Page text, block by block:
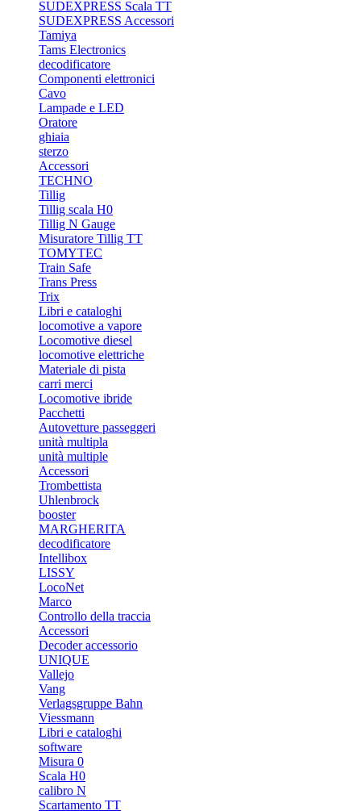
SUDEXPRESS Scala TT
SUDEXPRESS Accessori
Tamiya
Tams Electronics
decodificatore
Componenti elettronici
Cavo
Lampade e LED
Oratore
ghiaia
sterzo
Accessori
TECHNO
Tillig
Tillig scala H0
Tillig N Gauge
Misuratore Tillig TT
TOMYTEC
Train Safe
Trans Press
Trix
Libri e cataloghi
locomotive a vapore
Locomotive diesel
locomotive elettriche
Materiale di pista
carri merci
Locomotive ibride
Pacchetti
Autovetture passeggeri
unità multipla
unità multiple
Accessori
Trombettista
Uhlenbrock
booster
MARGHERITA
decodificatore
Intellibox
LISSY
LocoNet
Marco
Controllo della traccia
Accessori
Decoder accessorio
UNIQUE
Vallejo
Vang
Verlagsgruppe Bahn
Viessmann
Libri e cataloghi
software
Misura 0
Scala H0
calibro N
Scartamento TT